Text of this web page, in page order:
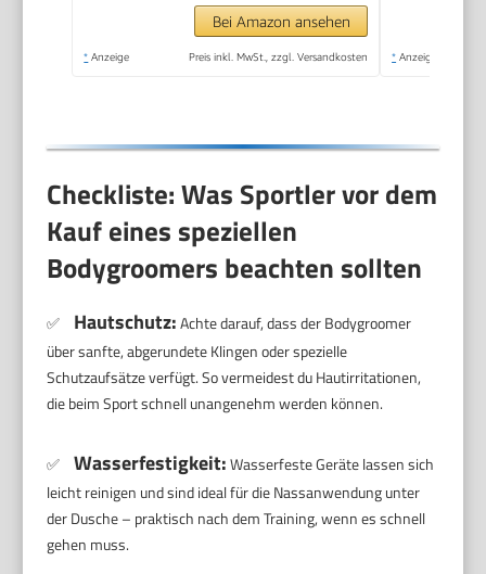
Körperaufsätze, Nass-
& Trockenrasur für
Bei Amazon ansehen
* Anzeige Preis inkl. MwSt., zzgl. Versandkosten * Anzeige
Checkliste: Was Sportler vor dem
Kauf eines speziellen
Bodygroomers beachten sollten
✅ Hautschutz:Achte darauf, dass der Bodygroomer
über sanfte, abgerundete Klingen oder spezielle
Schutzaufsätze verfügt. So vermeidest du Hautirritationen,
die beim Sport schnell unangenehm werden können.
✅ Wasserfestigkeit:Wasserfeste Geräte lassen sich
leicht reinigen und sind ideal für die Nassanwendung unter
der Dusche – praktisch nach dem Training, wenn es schnell
gehen muss.